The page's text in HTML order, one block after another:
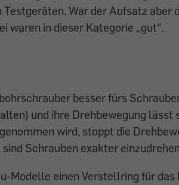
Testgeräten. War der Aufsatz aber
waren in dieser Kategorie „gut“.
besser fürs
und ihre Drehbewegung lässt
wird, stoppt die
Schrauben exakter
Modelle einen Verstellring für das